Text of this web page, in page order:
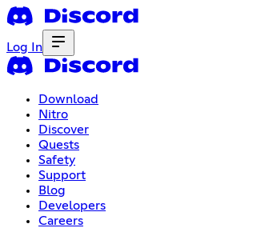
Log In
Download
Nitro
Discover
Quests
Safety
Support
Blog
Developers
Careers